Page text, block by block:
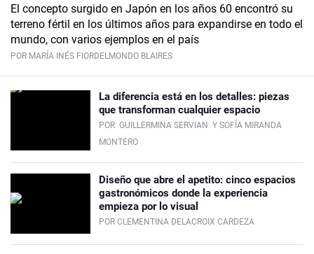
El concepto surgido en Japón en los años 60 encontró su
terreno fértil en los últimos años para expandirse en todo el
mundo, con varios ejemplos en el país
POR MARÍA INÉS FIORDELMONDO BLAIRES
La diferencia está en los detalles: piezas
que transforman cualquier espacio
POR GUILLERMINA SERVIAN Y SOFÍA MIRANDA
MONTERO
Diseño que abre el apetito: cinco espacios
gastronómicos donde la experiencia
empieza por lo visual
POR CLEMENTINA DELACROIX CARDEZA